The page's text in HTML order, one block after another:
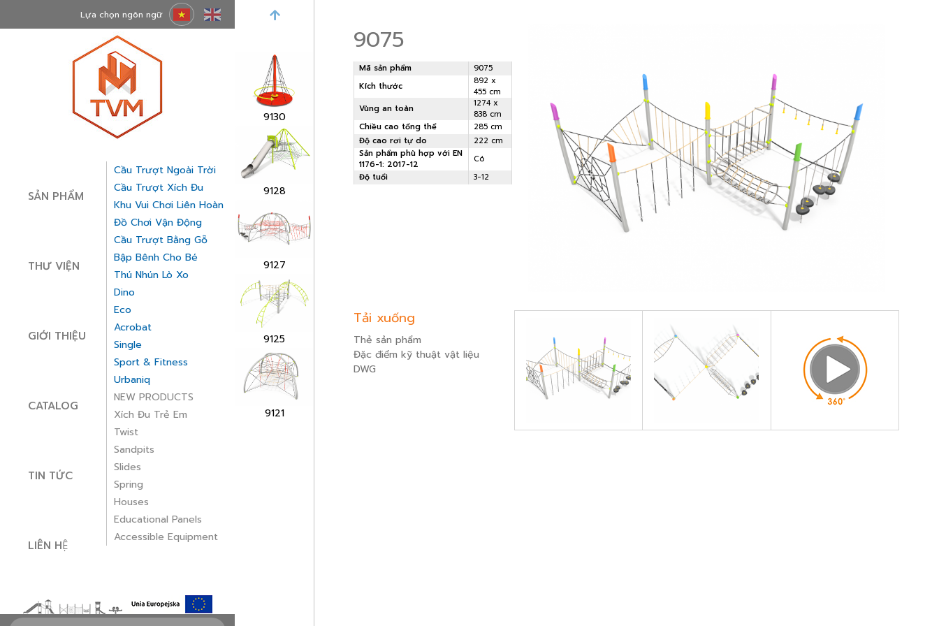
SẢN PHẨM
Cầu Trượt Ngoài Trời
Cầu Trượt Xích Đu
Khu Vui Chơi Liên Hoàn
Đồ Chơi Vận Động
Cầu Trượt Bằng Gỗ
Bập Bênh Cho Bé
Thú Nhún Lò Xo
Dino
Eco
Acrobat
Single
Sport & Fitness
Urbaniq
NEW PRODUCTS
Xích Đu Trẻ Em
Twist
Sandpits
Slides
Spring
Houses
Educational Panels
Accessible Equipment
THƯ VIỆN
GIỚI THIỆU
CATALOG
TIN TỨC
LIÊN HỆ
Lựa chọn ngôn ngữ
9130
9128
9127
9125
9121
9075
Mã sản phẩm
9075
Kích thước
892 x
455 cm
Vùng an toàn
1274 x
838 cm
Chiều cao tổng thể
285 cm
Độ cao rơi tự do
222 cm
Sản phẩm phù hợp với EN
1176-1: 2017-12
Có
Độ tuổi
3-12
Tải xuống
Thẻ sản phẩm
Đặc điểm kỹ thuật vật liệu
DWG